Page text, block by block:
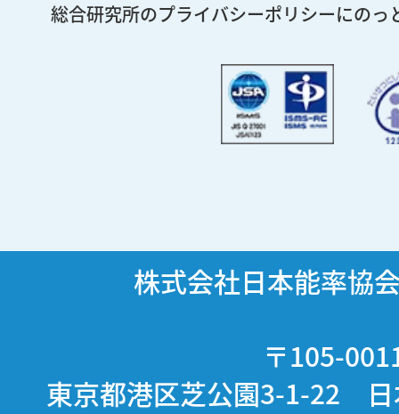
総合研究所のプライバシーポリシーにのっ
株式会社日本能率協
〒105-
東京都港区芝公園3-1-22 日